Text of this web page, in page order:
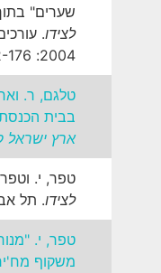
שערים"
לצידו.
2004: 212-176.
טלגם, ר.
בבית
ארץ ישראל
טפר, י.
לצידו. תל אביב-
טפר, י.
משקוף